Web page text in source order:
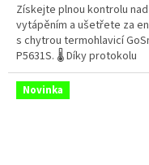
Získejte plnou kontrolu nad
vytápěním a ušetřete za
s chytrou termohlavicí
P5631S. 🌡️ Díky protokolu
ZigBee 3.0 ji snadno
aplikacemi TUYA či EMOS...
Novinka